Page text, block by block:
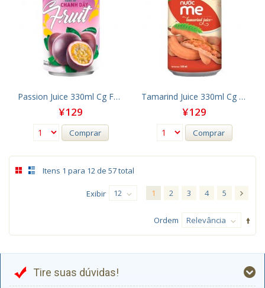
Passion Juice 330ml Cg Food
¥129
Comprar
Tamarind Juice 330ml Cg Food
¥129
Comprar
Itens 1 para 12 de 57 total
1 2 3 4 5
Exibir 12
Ordem Relevância
Tire suas dúvidas!